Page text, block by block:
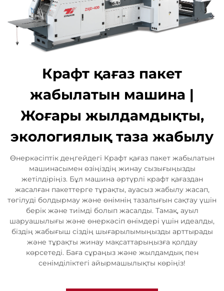
Жаңалықтар
Бізге ХабарLAS
ҚОСЫЛҒАН СУАЛДАР
Крафт қағаз пакет
жабылатын машина |
Жоғары жылдамдықты,
экологиялық таза жабылу
Өнеркәсіптік деңгейдегі Крафт қағаз пакет жабылатын
машинасымен өзіңіздің жинау сызығыңызды
жетілдіріңіз. Бұл машина әртүрлі крафт қағаздан
жасалған пакеттерге тұрақты, ауасыз жабылу жасап,
төгілуді болдырмау және өнімнің тазалығын сақтау үшін
берік және тиімді болып жасалды. Тамақ, ауыл
шаруашылығы және өнеркәсіп өнімдері үшін идеалды,
біздің жабығыш сіздің шығарылымыңызды арттырады
және тұрақты жинау мақсаттарыңызға қолдау
көрсетеді. Баға сұраңыз және жылдамдық пен
сенімділіктегі айырмашылықты көріңіз!